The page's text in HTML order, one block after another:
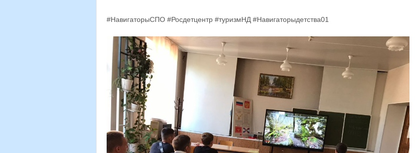
#НавигаторыСПО #Росдетцентр #туризмНД #Навигаторыдетства01